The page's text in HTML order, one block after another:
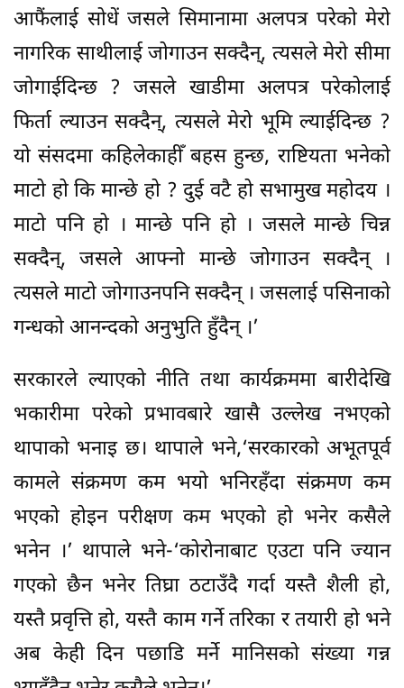
आफैंलाई सोधें जसले सिमानामा अलपत्र परेको मेरो
नागरिक साथीलाई जोगाउन सक्दैन्, त्यसले मेरो सीमा
जोगाईदिन्छ ? जसले खाडीमा अलपत्र परेकोलाई
फिर्ता ल्याउन सक्दैन्, त्यसले मेरो भूमि ल्याईदिन्छ ?
यो संसदमा कहिलेकाहीँ बहस हुन्छ, राष्टियता भनेको
माटो हो कि मान्छे हो ? दुई वटै हो सभामुख महोदय ।
माटो पनि हो । मान्छे पनि हो । जसले मान्छे चिन्न
सक्दैन्, जसले आफ्नो मान्छे जोगाउन सक्दैन् ।
त्यसले माटो जोगाउनपनि सक्दैन् । जसलाई पसिनाको
गन्धको आनन्दको अनुभुति हुँदैन् ।’
सरकारले ल्याएको नीति तथा कार्यक्रममा बारीदेखि
भकारीमा परेको प्रभावबारे खासै उल्लेख नभएको
थापाको भनाइ छ। थापाले भने,‘सरकारको अभूतपूर्व
कामले संक्रमण कम भयो भनिरहँदा संक्रमण कम
भएको होइन परीक्षण कम भएको हो भनेर कसैले
भनेन ।’ थापाले भने-‘कोरोनाबाट एउटा पनि ज्यान
गएको छैन भनेर तिघ्रा ठटाउँदै गर्दा यस्तै शैली हो,
यस्तै प्रवृत्ति हो, यस्तै काम गर्ने तरिका र तयारी हो भने
अब केही दिन पछाडि मर्ने मानिसको संख्या गन्न